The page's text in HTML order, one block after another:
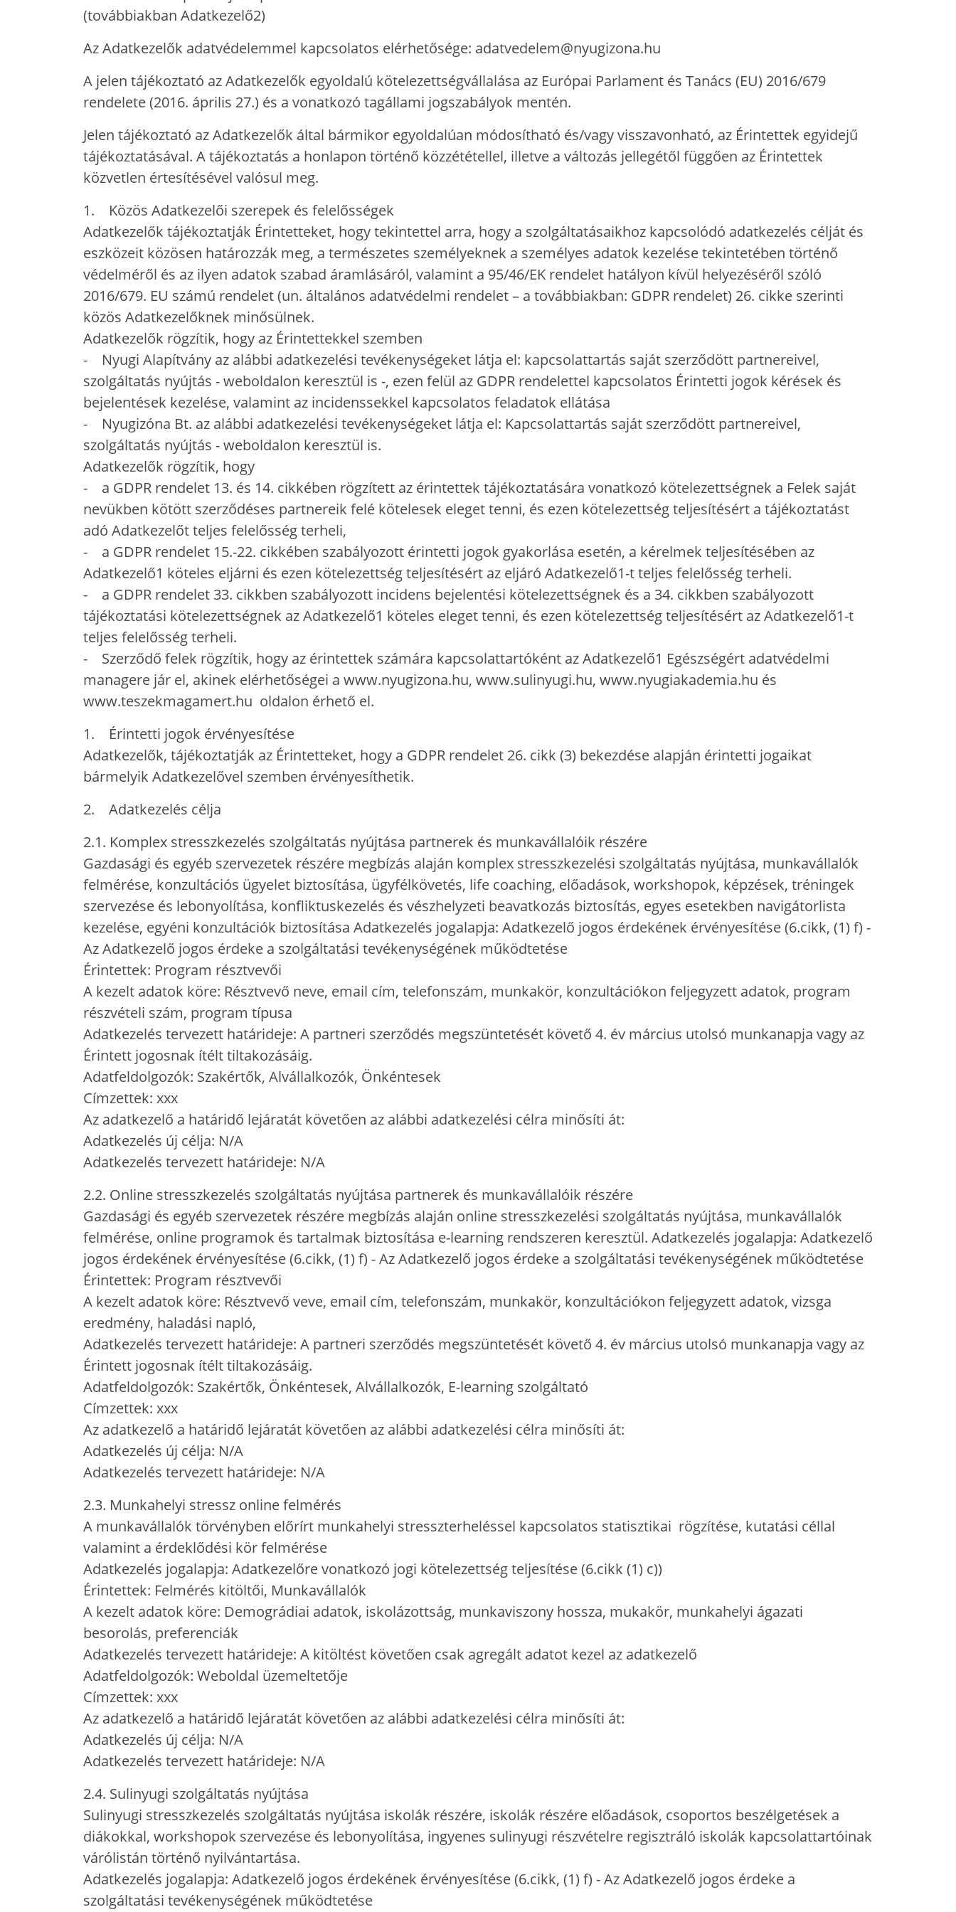
(továbbiakban Adatkezelő2)
Az Adatkezelők adatvédelemmel kapcsolatos elérhetősége: adatvedelem@nyugizona.hu
A jelen tájékoztató az Adatkezelők egyoldalú kötelezettségvállalása az Európai Parlament és Tanács (EU) 2016/679
rendelete (2016. április 27.) és a vonatkozó tagállami jogszabályok mentén.
Jelen tájékoztató az Adatkezelők által bármikor egyoldalúan módosítható és/vagy visszavonható, az Érintettek egyidejű
tájékoztatásával. A tájékoztatás a honlapon történő közzététellel, illetve a változás jellegétől függően az Érintettek
közvetlen értesítésével valósul meg.
1. Közös Adatkezelői szerepek és felelősségek
Adatkezelők tájékoztatják Érintetteket, hogy tekintettel arra, hogy a szolgáltatásaikhoz kapcsolódó adatkezelés célját és
eszközeit közösen határozzák meg, a természetes személyeknek a személyes adatok kezelése tekintetében történő
védelméről és az ilyen adatok szabad áramlásáról, valamint a 95/46/EK rendelet hatályon kívül helyezéséről szóló
2016/679. EU számú rendelet (un. általános adatvédelmi rendelet – a továbbiakban: GDPR rendelet) 26. cikke szerinti
közös Adatkezelőknek minősülnek.
Adatkezelők rögzítik, hogy az Érintettekkel szemben
- Nyugi Alapítvány az alábbi adatkezelési tevékenységeket látja el: kapcsolattartás saját szerződött partnereivel,
szolgáltatás nyújtás - weboldalon keresztül is -, ezen felül az GDPR rendelettel kapcsolatos Érintetti jogok kérések és
bejelentések kezelése, valamint az incidenssekkel kapcsolatos feladatok ellátása
- Nyugizóna Bt. az alábbi adatkezelési tevékenységeket látja el: Kapcsolattartás saját szerződött partnereivel,
szolgáltatás nyújtás - weboldalon keresztül is.
Adatkezelők rögzítik, hogy
- a GDPR rendelet 13. és 14. cikkében rögzített az érintettek tájékoztatására vonatkozó kötelezettségnek a Felek saját
nevükben kötött szerződéses partnereik felé kötelesek eleget tenni, és ezen kötelezettség teljesítésért a tájékoztatást
adó Adatkezelőt teljes felelősség terheli,
- a GDPR rendelet 15.-22. cikkében szabályozott érintetti jogok gyakorlása esetén, a kérelmek teljesítésében az
Adatkezelő1 köteles eljárni és ezen kötelezettség teljesítésért az eljáró Adatkezelő1-t teljes felelősség terheli.
- a GDPR rendelet 33. cikkben szabályozott incidens bejelentési kötelezettségnek és a 34. cikkben szabályozott
tájékoztatási kötelezettségnek az Adatkezelő1 köteles eleget tenni, és ezen kötelezettség teljesítésért az Adatkezelő1-t
teljes felelősség terheli.
- Szerződő felek rögzítik, hogy az érintettek számára kapcsolattartóként az Adatkezelő1 Egészségért adatvédelmi
managere jár el, akinek elérhetőségei a www.nyugizona.hu, www.sulinyugi.hu, www.nyugiakademia.hu és
www.teszekmagamert.hu oldalon érhető el.
1. Érintetti jogok érvényesítése
Adatkezelők, tájékoztatják az Érintetteket, hogy a GDPR rendelet 26. cikk (3) bekezdése alapján érintetti jogaikat
bármelyik Adatkezelővel szemben érvényesíthetik.
2. Adatkezelés célja
2.1. Komplex stresszkezelés szolgáltatás nyújtása partnerek és munkavállalóik részére
Gazdasági és egyéb szervezetek részére megbízás alaján komplex stresszkezelési szolgáltatás nyújtása, munkavállalók
felmérése, konzultációs ügyelet biztosítása, ügyfélkövetés, life coaching, előadások, workshopok, képzések, tréningek
szervezése és lebonyolítása, konfliktuskezelés és vészhelyzeti beavatkozás biztosítás, egyes esetekben navigátorlista
kezelése, egyéni konzultációk biztosítása Adatkezelés jogalapja: Adatkezelő jogos érdekének érvényesítése (6.cikk, (1) f) -
Az Adatkezelő jogos érdeke a szolgáltatási tevékenységének működtetése
Érintettek: Program résztvevői
A kezelt adatok köre: Résztvevő neve, email cím, telefonszám, munkakör, konzultációkon feljegyzett adatok, program
részvételi szám, program típusa
Adatkezelés tervezett határideje: A partneri szerződés megszüntetését követő 4. év március utolsó munkanapja vagy az
Érintett jogosnak ítélt tiltakozásáig.
Adatfeldolgozók: Szakértők, Alvállalkozók, Önkéntesek
Címzettek: xxx
Az adatkezelő a határidő lejáratát követően az alábbi adatkezelési célra minősíti át:
Adatkezelés új célja: N/A
Adatkezelés tervezett határideje: N/A
2.2. Online stresszkezelés szolgáltatás nyújtása partnerek és munkavállalóik részére
Gazdasági és egyéb szervezetek részére megbízás alaján online stresszkezelési szolgáltatás nyújtása, munkavállalók
felmérése, online programok és tartalmak biztosítása e-learning rendszeren keresztül. Adatkezelés jogalapja: Adatkezelő
jogos érdekének érvényesítése (6.cikk, (1) f) - Az Adatkezelő jogos érdeke a szolgáltatási tevékenységének működtetése
Érintettek: Program résztvevői
A kezelt adatok köre: Résztvevő veve, email cím, telefonszám, munkakör, konzultációkon feljegyzett adatok, vizsga
eredmény, haladási napló,
Adatkezelés tervezett határideje: A partneri szerződés megszüntetését követő 4. év március utolsó munkanapja vagy az
Érintett jogosnak ítélt tiltakozásáig.
Adatfeldolgozók: Szakértők, Önkéntesek, Alvállalkozók, E-learning szolgáltató
Címzettek: xxx
Az adatkezelő a határidő lejáratát követően az alábbi adatkezelési célra minősíti át:
Adatkezelés új célja: N/A
Adatkezelés tervezett határideje: N/A
2.3. Munkahelyi stressz online felmérés
A munkavállalók törvényben előrírt munkahelyi stresszterheléssel kapcsolatos statisztikai rögzítése, kutatási céllal
valamint a érdeklődési kör felmérése
Adatkezelés jogalapja: Adatkezelőre vonatkozó jogi kötelezettség teljesítése (6.cikk (1) c))
Érintettek: Felmérés kitöltői, Munkavállalók
A kezelt adatok köre: Demográdiai adatok, iskolázottság, munkaviszony hossza, mukakör, munkahelyi ágazati
besorolás, preferenciák
Adatkezelés tervezett határideje: A kitöltést követően csak agregált adatot kezel az adatkezelő
Adatfeldolgozók: Weboldal üzemeltetője
Címzettek: xxx
Az adatkezelő a határidő lejáratát követően az alábbi adatkezelési célra minősíti át:
Adatkezelés új célja: N/A
Adatkezelés tervezett határideje: N/A
2.4. Sulinyugi szolgáltatás nyújtása
Sulinyugi stresszkezelés szolgáltatás nyújtása iskolák részére, iskolák részére előadások, csoportos beszélgetések a
diákokkal, workshopok szervezése és lebonyolítása, ingyenes sulinyugi részvételre regisztráló iskolák kapcsolattartóinak
várólistán történő nyilvántartása.
Adatkezelés jogalapja: Adatkezelő jogos érdekének érvényesítése (6.cikk, (1) f) - Az Adatkezelő jogos érdeke a
szolgáltatási tevékenységének működtetése